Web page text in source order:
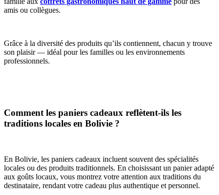
amis ou collègues.
Grâce à la diversité des produits qu’ils contiennent, chacun y trouve
son plaisir — idéal pour les familles ou les environnements
professionnels.
Comment les paniers cadeaux reflètent-ils les
traditions locales en Bolivie ?
En Bolivie, les paniers cadeaux incluent souvent des spécialités
locales ou des produits traditionnels. En choisissant un panier adapté
aux goûts locaux, vous montrez votre attention aux traditions du
destinataire, rendant votre cadeau plus authentique et personnel.